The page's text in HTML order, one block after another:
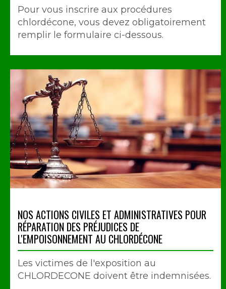
Pour vous inscrire aux procédures
chlordécone, vous devez obligatoirement
remplir le formulaire ci-dessous.
NOS ACTIONS CIVILES ET ADMINISTRATIVES POUR
RÉPARATION DES PRÉJUDICES DE
L'EMPOISONNEMENT AU CHLORDÉCONE
Les victimes de l'exposition au
CHLORDECONE doivent être indemnisées.